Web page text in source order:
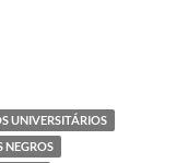
UNIVERSITÁRIOS
NEGROS